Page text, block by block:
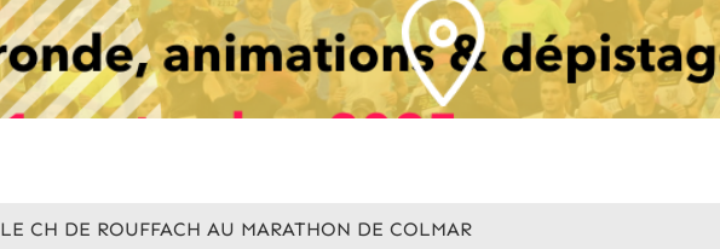
LE CH DE ROUFFACH AU MARATHON DE COLMAR